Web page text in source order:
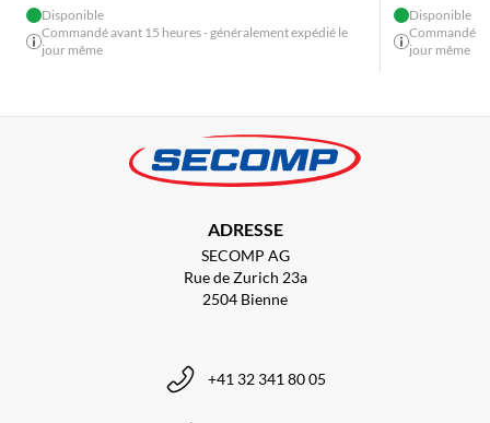
Disponible
Commandé avant 15 heures - généralement expédié le
jour même
Disponible
Commandé
jour même
ADRESSE
SECOMP AG
Rue de Zurich 23a
2504 Bienne
+41 32 341 80 05